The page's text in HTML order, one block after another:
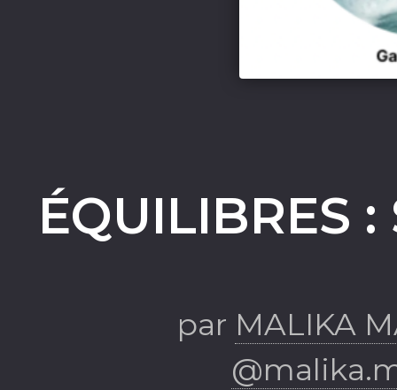
ÉQUILIBRES
par MALIKA